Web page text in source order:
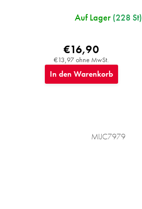
Auf Lager (228 St)
€13,97 ohne MwSt.
€16,90
In den Warenkorb
MIJC7979